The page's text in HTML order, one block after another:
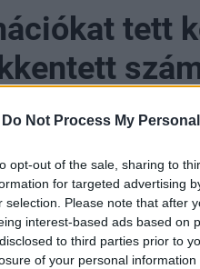
Do Not Process My
opt-out of the sale, sharing to
for targeted advertising
selection. Please note that after
interest-based ads based on
to third parties prior to
of your personal
tett
a januári
több mint 800 ezer
eljuttatja a
átvezetésének